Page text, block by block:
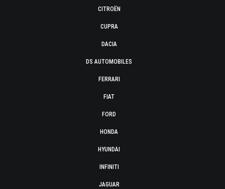
CITROËN
CUPRA
DACIA
DS AUTOMOBILES
FERRARI
FIAT
FORD
HONDA
HYUNDAI
INFINITI
JAGUAR